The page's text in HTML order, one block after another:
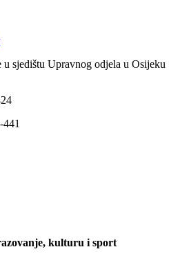
sjedištu Upravnog odjela u Osijeku
kulturu i sport